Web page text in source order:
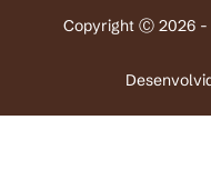
Copyright Ⓒ 2026 -